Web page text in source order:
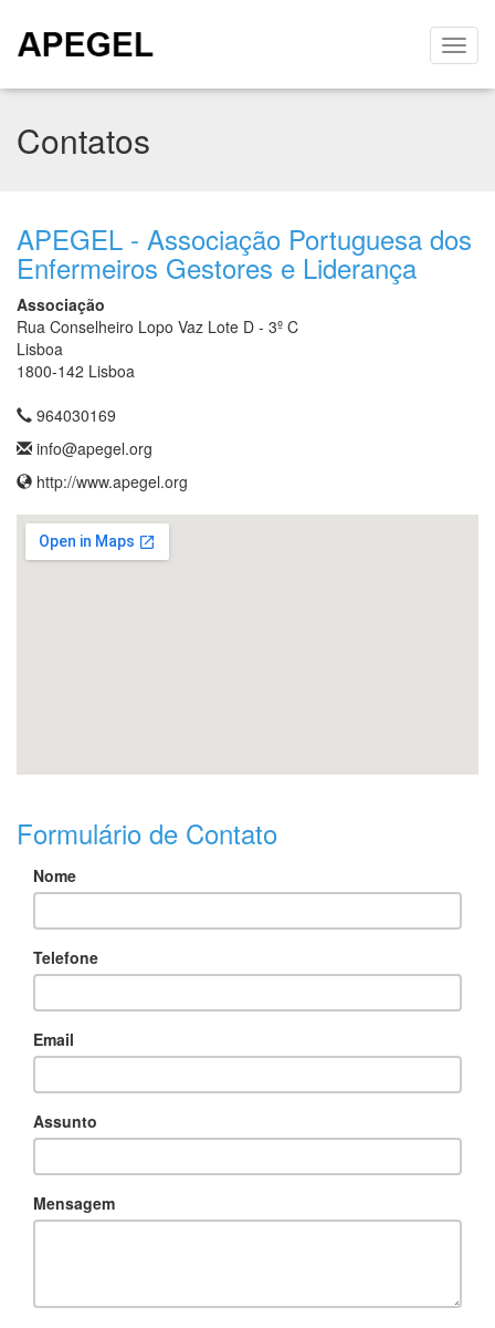
Contatos
APEGEL - Associação Portuguesa dos
Enfermeiros Gestores e Liderança
Associação
Rua Conselheiro Lopo Vaz Lote D - 3º C
Lisboa
1800-142 Lisboa
964030169
info@apegel.org
http://www.apegel.org
Formulário de Contato
Nome
Telefone
Email
Assunto
Mensagem